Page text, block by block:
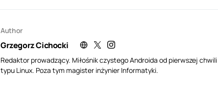
Author
Grzegorz Cichocki
Redaktor prowadzący. Miłośnik czystego Androida od pierwszej
typu Linux. Poza tym magister inżynier Informatyki.